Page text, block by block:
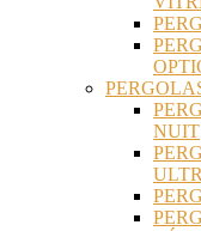
NUIT